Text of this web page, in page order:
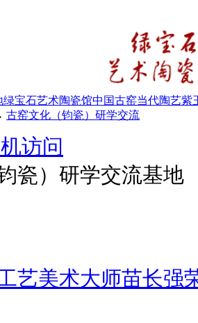
绿宝石艺术陶瓷馆中国古窑当代陶艺紫
古窑文化（钧瓷）研学交流
瓷）研学交流基地
艺美术大师苗长强